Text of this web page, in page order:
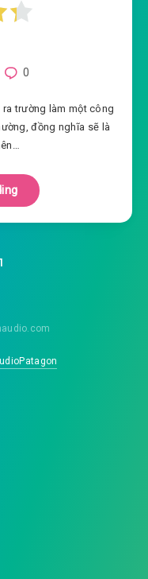
0
ra trường làm một công
đồng nghĩa sẽ là